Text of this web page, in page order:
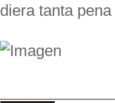
diera tanta